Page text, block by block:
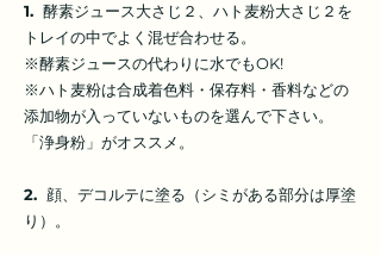
1. 酵素ジュース大さじ２、ハト麦粉大さじ２を
トレイの中でよく混ぜ合わせる。
※酵素ジュースの代わりに水でもOK!
※ハト麦粉は合成着色料・保存料・香料などの
添加物が入っていないものを選んで下さい。
「浄身粉」がオススメ。
2. 顔、デコルテに塗る（シミがある部分は厚塗
り）。